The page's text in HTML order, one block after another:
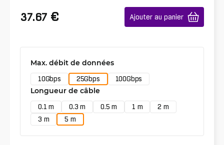
37.67 € Ajouter au panier
Max. débit de données
10Gbps 25Gbps 100Gbps
Longueur de câble
0.1 m 0.3 m 0.5 m 1 m
2 m
3 m
5 m